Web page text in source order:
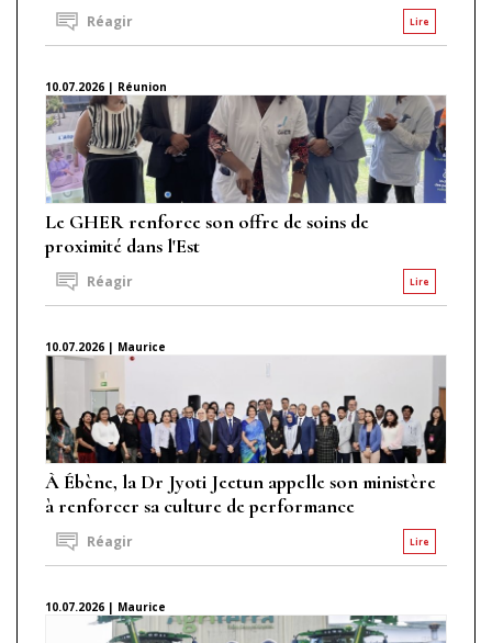
Lire
Réagir
10.07.2026 | Réunion
Le GHER renforce son offre de soins de
proximité dans l'Est
Lire
Réagir
10.07.2026 | Maurice
À Ébène, la Dr Jyoti Jeetun appelle son ministère
à renforcer sa culture de performance
Lire
Réagir
10.07.2026 | Maurice